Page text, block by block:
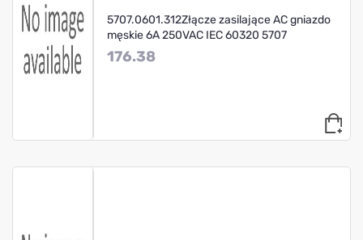
5707.0601.312Złącze zasilające AC gniazdo
męskie 6A 250VAC IEC 60320 5707
176.38